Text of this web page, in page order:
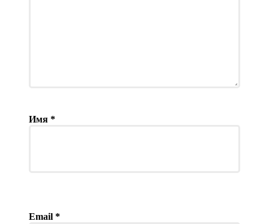
Имя *
Email *